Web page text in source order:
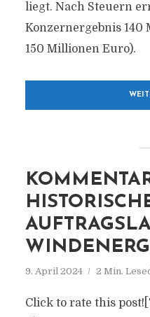
liegt. Nach Steuern
Konzernergebnis 140
150 Millionen Euro).
9. April 2024 2 Min.
Click to rate this